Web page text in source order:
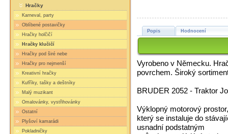
Hračky
Karneval, party
Oblíbené postavičky
Hračky holčičí
Hračky klučičí
Hračky pod širé nebe
Hračky pro nejmenší
Kreativní hračky
Kufříky, tašky a deštníky
Malý muzikant
Omalovánky, vystřihovánky
Ostatní
Plyšoví kamarádi
Pokladničky
Popis Hodnocení
Vyrobeno v Německu.
povrchem. Široký
BRUDER 2052 - Traktor
Výklopný motorový
který se instaluje do
usnadní podstatným